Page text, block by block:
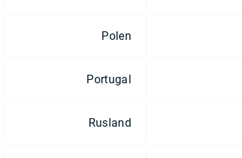
Polen
Portugal
Rusland